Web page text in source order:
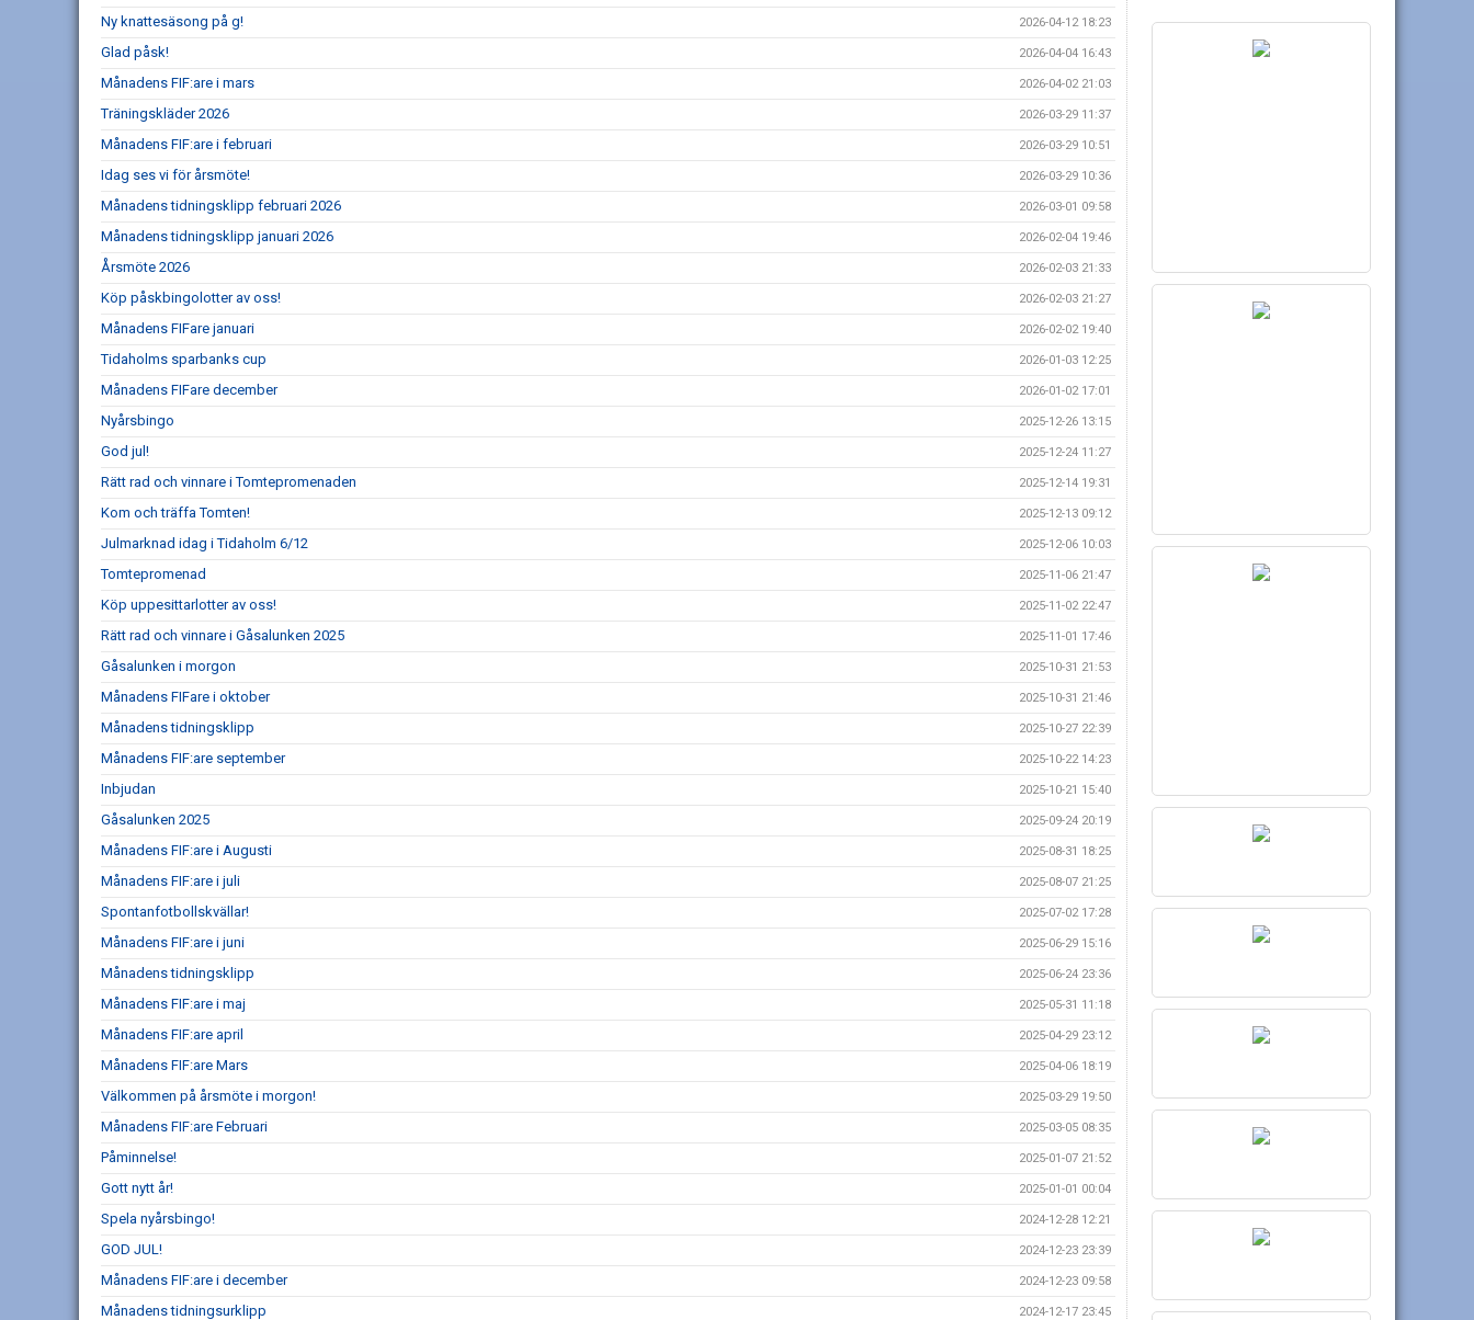
Ny knattesäsong på g! 2026-04-12 18:23
Glad påsk! 2026-04-04 16:43
Månadens FIF:are i mars 2026-04-02 21:03
Träningskläder 2026 2026-03-29 11:37
Månadens FIF:are i februari 2026-03-29 10:51
Idag ses vi för årsmöte! 2026-03-29 10:36
Månadens tidningsklipp februari 2026 2026-03-01 09:58
Månadens tidningsklipp januari 2026 2026-02-04 19:46
Årsmöte 2026 2026-02-03 21:33
Köp påskbingolotter av oss! 2026-02-03 21:27
Månadens FIFare januari 2026-02-02 19:40
Tidaholms sparbanks cup 2026-01-03 12:25
Månadens FIFare december 2026-01-02 17:01
Nyårsbingo 2025-12-26 13:15
God jul! 2025-12-24 11:27
Rätt rad och vinnare i Tomtepromenaden 2025-12-14 19:31
Kom och träffa Tomten! 2025-12-13 09:12
Julmarknad idag i Tidaholm 6/12 2025-12-06 10:03
Tomtepromenad 2025-11-06 21:47
Köp uppesittarlotter av oss! 2025-11-02 22:47
Rätt rad och vinnare i Gåsalunken 2025 2025-11-01 17:46
Gåsalunken i morgon 2025-10-31 21:53
Månadens FIFare i oktober 2025-10-31 21:46
Månadens tidningsklipp 2025-10-27 22:39
Månadens FIF:are september 2025-10-22 14:23
Inbjudan 2025-10-21 15:40
Gåsalunken 2025 2025-09-24 20:19
Månadens FIF:are i Augusti 2025-08-31 18:25
Månadens FIF:are i juli 2025-08-07 21:25
Spontanfotbollskvällar! 2025-07-02 17:28
Månadens FIF:are i juni 2025-06-29 15:16
Månadens tidningsklipp 2025-06-24 23:36
Månadens FIF:are i maj 2025-05-31 11:18
Månadens FIF:are april 2025-04-29 23:12
Månadens FIF:are Mars 2025-04-06 18:19
Välkommen på årsmöte i morgon! 2025-03-29 19:50
Månadens FIF:are Februari 2025-03-05 08:35
Påminnelse! 2025-01-07 21:52
Gott nytt år! 2025-01-01 00:04
Spela nyårsbingo! 2024-12-28 12:21
GOD JUL! 2024-12-23 23:39
Månadens FIF:are i december 2024-12-23 09:58
Månadens tidningsurklipp 2024-12-17 23:45